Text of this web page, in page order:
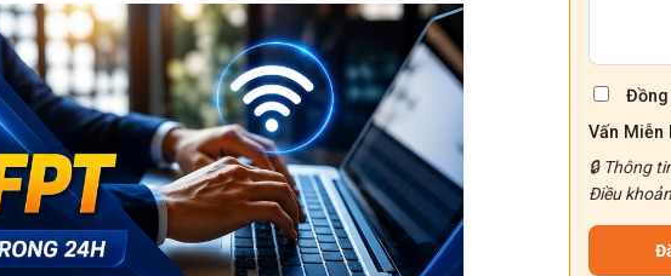
Đồng
Vấn Miễn
🔒 Thông
Điều khoản